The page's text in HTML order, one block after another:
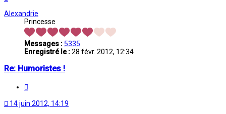
Alexandrie
Princesse
Messages :5335
Enregistré le :28 févr. 2012, 12:34
Re: Humoristes !
14 juin 2012, 14:19